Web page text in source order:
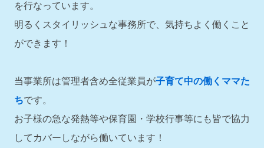
を行なっています。
明るくスタイリッシュな事務所で、気持ちよく働くこと
ができます！
当事業所は管理者含め全従業員が子育て中の働くママた
ちです。
お子様の急な発熱等や保育園・学校行事等にも皆で協力
してカバーしながら働いています！